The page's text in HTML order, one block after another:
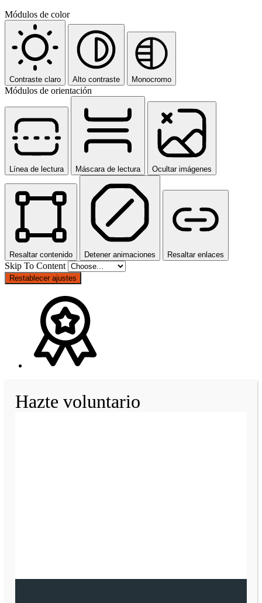
Módulos de color
Contraste claro Alto contraste Monocromo
Módulos de orientación
Línea de lectura Máscara de lectura Ocultar imágenes
Resaltar contenido Detener animaciones Resaltar enlaces
Skip To Content
Restablecer ajustes
Hazte voluntario